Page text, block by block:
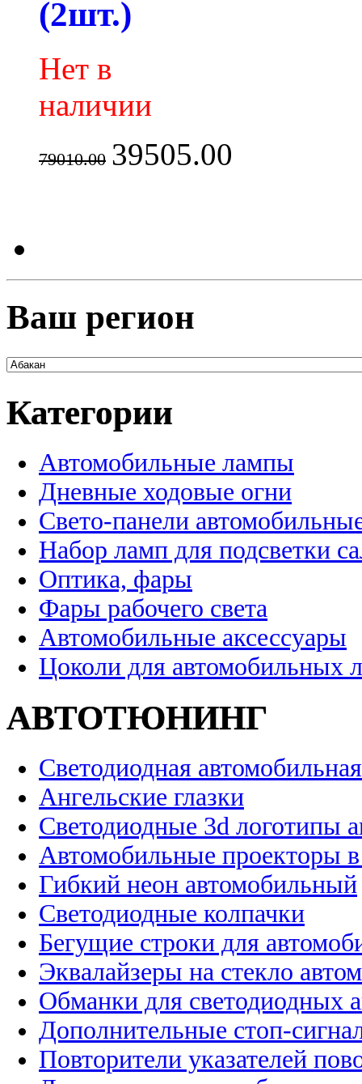
(2шт.)
Нет в
наличии
79010.00 39505.00
Ваш регион
Категории
Автомобильные лампы
Дневные ходовые огни
Свето-панели
Набор ламп для подсветки
Оптика, фары
Фары рабочего света
Автомобильные аксессуары
Цоколи для автомобильных
АВТОТЮНИНГ
Светодиодная
Ангельские глазки
Светодиодные 3d логотипы
Автомобильные проекторы
Гибкий неон автомобильный
Светодиодные колпачки
Бегущие строки для
Эквалайзеры на стекло
Обманки для светодиодных
Дополнительные стоп-
Повторители указателей